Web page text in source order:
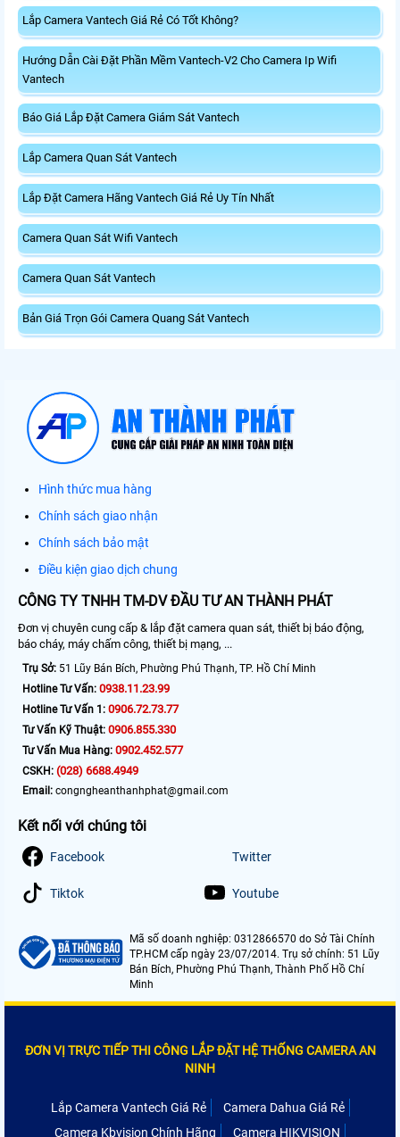
Lắp Camera Vantech Giá Rẻ Có Tốt Không?
Hướng Dẫn Cài Đặt Phần Mềm Vantech-V2 Cho Camera Ip Wifi
Vantech
Báo Giá Lắp Đặt Camera Giám Sát Vantech
Lắp Camera Quan Sát Vantech
Lắp Đặt Camera Hãng Vantech Giá Rẻ Uy Tín Nhất
Camera Quan Sát Wifi Vantech
Camera Quan Sát Vantech
Bản Giá Trọn Gói Camera Quang Sát Vantech
Hình thức mua hàng
Chính sách giao nhận
Chính sách bảo mật
Điều kiện giao dịch chung
CÔNG TY TNHH TM-DV ĐẦU TƯ AN THÀNH PHÁT
Đơn vị chuyên cung cấp & lắp đặt camera quan sát, thiết bị báo động,
báo cháy, máy chấm công, thiết bị mạng, ...
Trụ Sở: 51 Lũy Bán Bích, Phường Phú Thạnh, TP. Hồ Chí Minh
Hotline Tư Vấn: 0938.11.23.99
Hotline Tư Vấn 1: 0906.72.73.77
Tư Vấn Kỹ Thuật: 0906.855.330
Tư Vấn Mua Hàng: 0902.452.577
CSKH: (028) 6688.4949
Email: congngheanthanhphat@gmail.com
Kết nối với chúng tôi
Facebook Twitter
Tiktok Youtube
Mã số doanh nghiệp: 0312866570 do Sở Tài Chính
TP.HCM cấp ngày 23/07/2014. Trụ sở chính: 51 Lũy
Bán Bích, Phường Phú Thạnh, Thành Phố Hồ Chí
Minh
ĐƠN VỊ TRỰC TIẾP THI CÔNG LẮP ĐẶT HỆ THỐNG CAMERA AN
NINH
Lắp Camera Vantech Giá Rẻ
Camera Dahua Giá Rẻ
Camera Kbvision Chính Hãng
Camera HIKVISION